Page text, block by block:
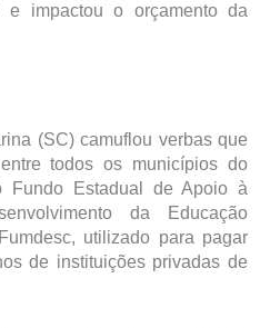
e impactou o orçamento da
(SC) camuflou verbas que
todos os municípios do
Fundo Estadual de Apoio à
da Educação
utilizado para pagar
de instituições privadas de